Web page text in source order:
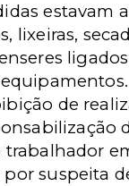
estavam
lixeiras,
de
suspeita